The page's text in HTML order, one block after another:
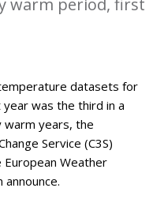
datasets for
was the third in a
warm years, the
Service (C3S)
Weather
announce.